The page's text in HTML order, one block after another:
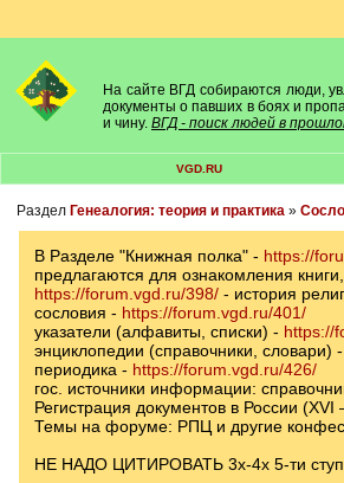
На сайте ВГД собираются люди,
документы о павших в боях и
и чину. ВГД - поиск людей в
VGD.RU
Раздел Генеалогия: теория и практика»
В Разделе "Книжная полка" - https://
предлагаются для ознакомления
https://forum.vgd.ru/398/- история
сословия - https://forum.vgd.ru/401/
указатели (алфавиты, списки) - https://
энциклопедии (справочники, словари) -
периодика - https://forum.vgd.ru/426/
гос. источники информации:
Регистрация документов в России (XVI
Темы на форуме: РПЦ и другие
НЕ НАДО ЦИТИРОВАТЬ 3х-4х 5-ти